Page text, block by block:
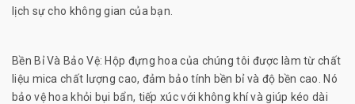
lịch sự cho không gian của bạn.
Bền Bỉ Và Bảo Vệ: Hộp đựng hoa của chúng tôi được làm từ chất
liệu mica chất lượng cao, đảm bảo tính bền bỉ và độ bền cao. Nó
bảo vệ hoa khỏi bụi bẩn, tiếp xúc với không khí và giúp kéo dài